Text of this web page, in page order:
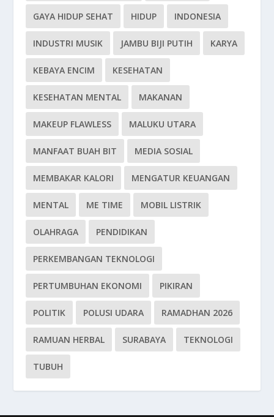
GAYA HIDUP SEHAT HIDUP INDONESIA
INDUSTRI MUSIK JAMBU BIJI PUTIH KARYA
KEBAYA ENCIM KESEHATAN
KESEHATAN MENTAL MAKANAN
MAKEUP FLAWLESS MALUKU UTARA
MANFAAT BUAH BIT MEDIA SOSIAL
MEMBAKAR KALORI MENGATUR KEUANGAN
MENTAL ME TIME MOBIL LISTRIK
OLAHRAGA PENDIDIKAN
PERKEMBANGAN TEKNOLOGI
PERTUMBUHAN EKONOMI PIKIRAN
POLITIK POLUSI UDARA RAMADHAN 2026
RAMUAN HERBAL SURABAYA TEKNOLOGI
TUBUH